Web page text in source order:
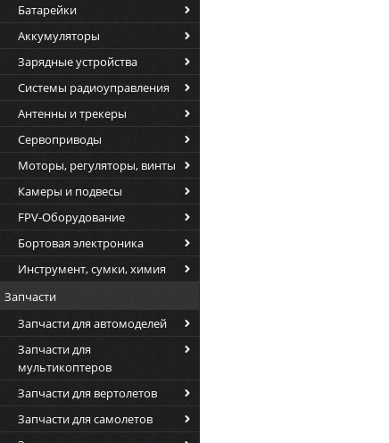
Батарейки
Аккумуляторы
Зарядные устройства
Системы радиоуправления
Антенны и трекеры
Сервоприводы
Моторы, регуляторы, винты
Камеры и подвесы
FPV-Оборудование
Бортовая электроника
Инструмент, сумки, химия
Запчасти
Запчасти для автомоделей
Запчасти для
мультикоптеров
Запчасти для вертолетов
Запчасти для самолетов